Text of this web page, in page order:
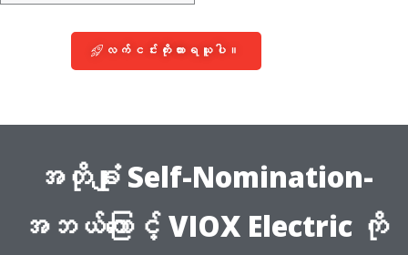
လက်ငင်းကိုးကားရယူပါ။
အတိုချုံး Self-Nomination-
အဘယ်ကြောင့် VIOX Electric ကို